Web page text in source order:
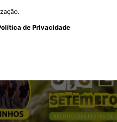
de Privacidade